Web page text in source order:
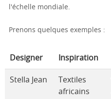
l'échelle mondiale.
Prenons quelques exemples :
Designer Inspiration
Stella Jean
Textiles
africains